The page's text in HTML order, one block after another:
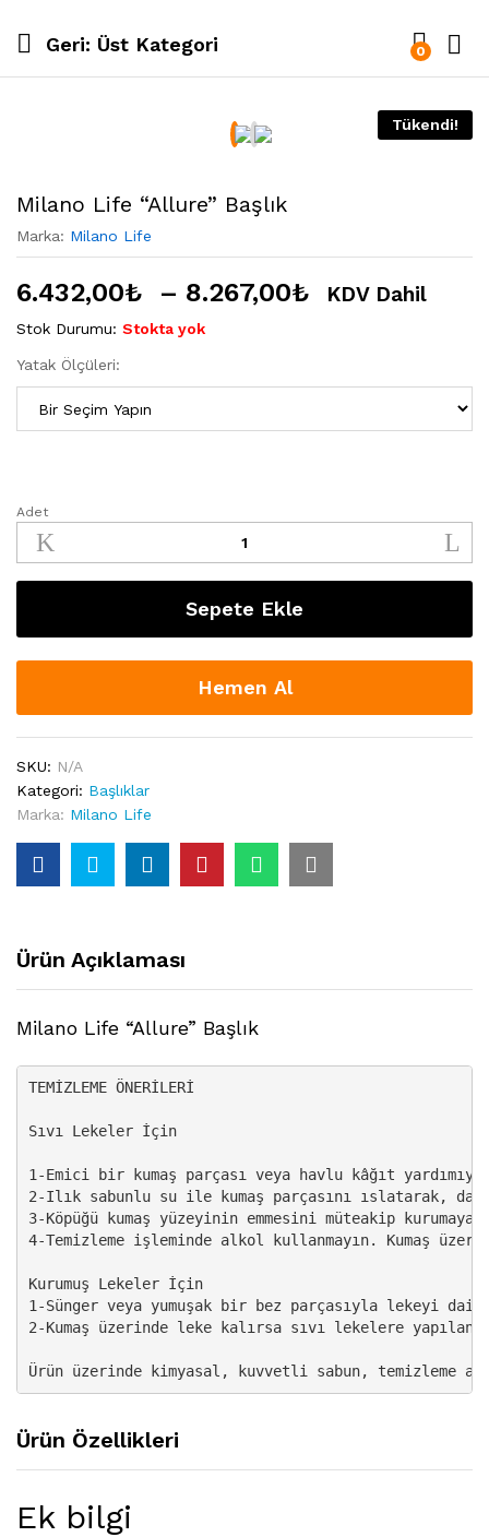
Geri: Üst Kategori 0
Tükendi!
Milano Life “Allure” Başlık
Marka: Milano Life
6.432,00₺ – 8.267,00₺ KDV Dahil
Stok Durumu: Stokta yok
Yatak Ölçüleri:
Milano
Life
"Allure"
Başlık
Adet
Sepete Ekle
Hemen Al
SKU: N/A
Kategori: Başlıklar
Marka: Milano Life
Ürün Açıklaması
Milano Life “Allure” Başlık
TEMİZLEME ÖNERİLERİ
Sıvı Lekeler İçin
1-Emici bir kumaş parçası veya havlu kâğıt
2-Ilık sabunlu su ile kumaş parçasını ıslatarak,
3-Köpüğü kumaş yüzeyinin emmesini müteakip
4-Temizleme işleminde alkol kullanmayın. Kumaş
Kurumuş Lekeler İçin
1-Sünger veya yumuşak bir bez parçasıyla lekeyi
2-Kumaş üzerinde leke kalırsa sıvı lekelere yapılan
Ürün üzerinde kimyasal, kuvvetli sabun, temizleme
Ürün Özellikleri
Ek bilgi